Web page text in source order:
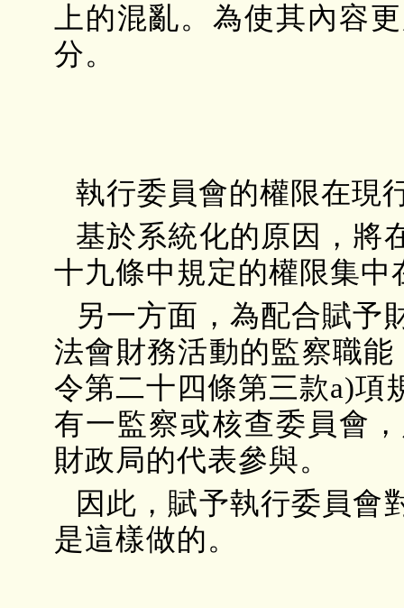
上的混亂。為使其內容
分。
執行委員會的權限在現
基於系統化的原因，將
十九條中規定的權限集
另一方面，為配合賦予
法會財務活動的監察職
令第二十四條第三款a)項
有一監察或核查委員會
財政局的代表參與。
因此，賦予執行委員會
是這樣做的。